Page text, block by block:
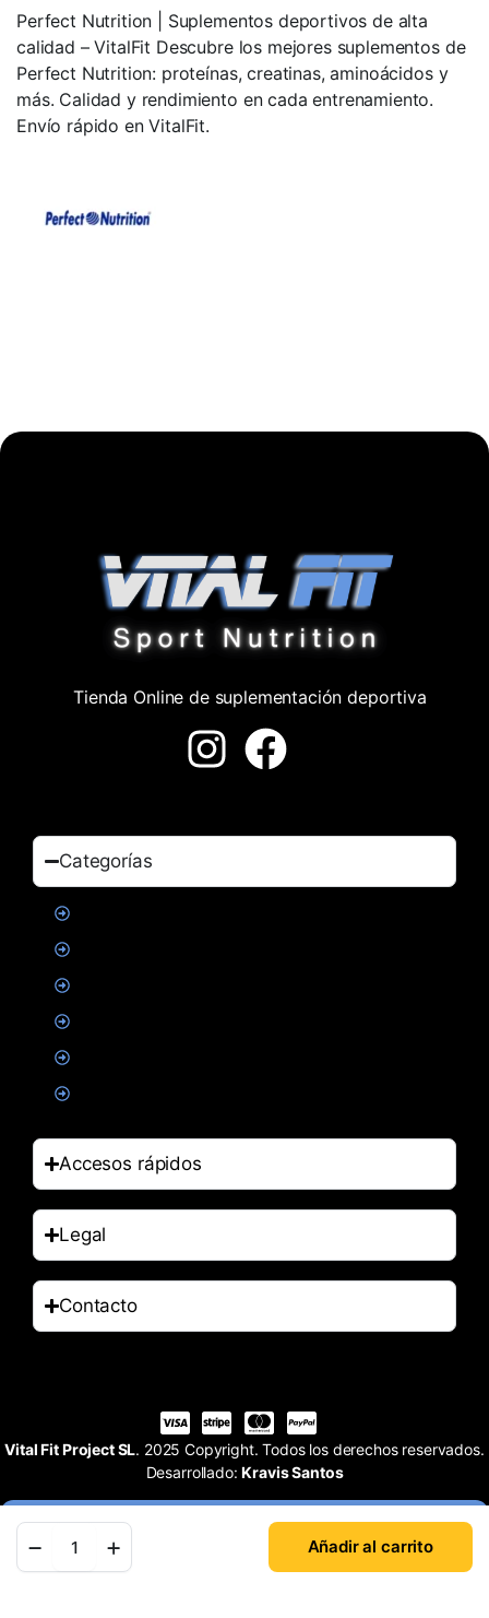
Añadir al carrito
Perfect Nutrition | Suplementos deportivos de alta
calidad – VitalFit Descubre los mejores suplementos de
Perfect Nutrition: proteínas, creatinas, aminoácidos y
más. Calidad y rendimiento en cada entrenamiento.
Envío rápido en VitalFit.
Tienda Online de suplementación deportiva
Categorías
Accesos rápidos
Legal
Contacto
Vital Fit Project SL. 2025 Copyright. Todos los derechos reservados.
Desarrollado:Kravis Santos
Tienda Cuenta